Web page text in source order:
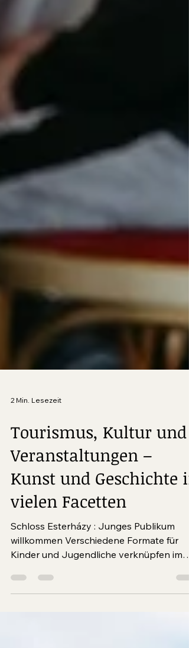
Tourismus, Kultur und
Veranstaltungen –
Kunst und Geschichte in
vielen Facetten
Schloss Esterházy : Junges Publikum
Kinder und Jugend­liche verknüpfen im
Schloss Esterházy höfische...